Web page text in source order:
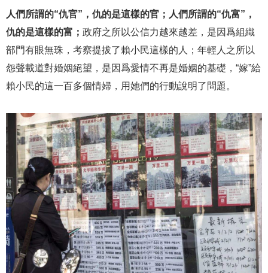
人們所謂的“仇官”，仇的是這樣的官；人們所謂的“仇富”，
仇的是這樣的富； 政府之所以公信力越來越差，是因爲組織
部門有眼無珠，考察提拔了賴小民這樣的人；年輕人之所以
怨聲載道對婚姻絕望，是因爲愛情不再是婚姻的基礎，“嫁”給
賴小民的這一百多個情婦，用她們的行動說明了問題。